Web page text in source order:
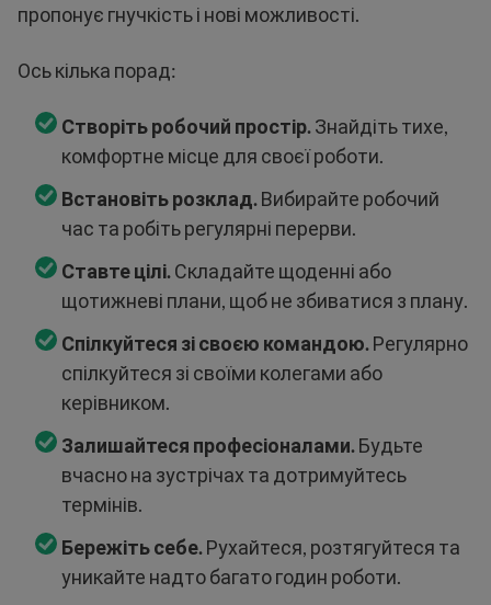
пропонує гнучкість і нові можливості.
Ось кілька порад:
Створіть робочий простір.Знайдіть тихе,
комфортне місце для своєї роботи.
Встановіть розклад.Вибирайте робочий
час та робіть регулярні перерви.
Ставте цілі.Складайте щоденні або
щотижневі плани, щоб не збиватися з плану.
Спілкуйтеся зі своєю командою.Регулярно
спілкуйтеся зі своїми колегами або
керівником.
Залишайтеся професіоналами.Будьте
вчасно на зустрічах та дотримуйтесь
термінів.
Бережіть себе.Рухайтеся, розтягуйтеся та
уникайте надто багато годин роботи.